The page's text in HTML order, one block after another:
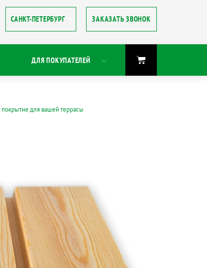
ЗАКАЗАТЬ ЗВОНОК
ДЛЯ ПОКУПАТЕЛЕЙ
для вашей террасы